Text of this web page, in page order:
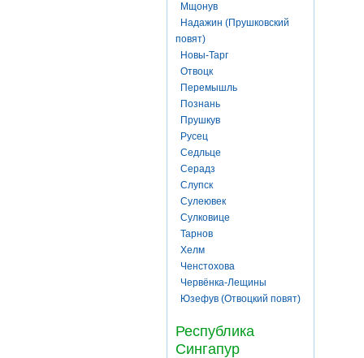
Мщонув
Надажин (Прушковский
повят)
Новы-Тарг
Отвоцк
Перемышль
Познань
Прушкув
Русец
Седльце
Серадз
Слупск
Сулеювек
Сулковице
Тарнов
Хелм
Ченстохова
Червёнка-Лещины
Юзефув (Отвоцкий повят)
Республика
Сингапур